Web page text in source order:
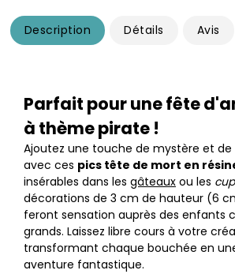
Description Détails Avis
Parfait pour une fête
à thème pirate !
Ajoutez une touche de mystère et
avec ces pics tête de mort en
insérables dans les gâteaux ou les
décorations de 3 cm de hauteur (6
feront sensation auprès des enfants
grands. Laissez libre cours à votre
transformant chaque bouchée en
aventure fantastique.